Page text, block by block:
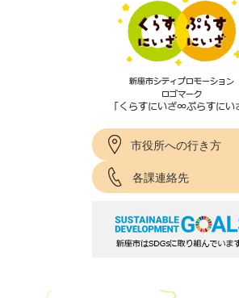
市役所への行き方
各課連絡先